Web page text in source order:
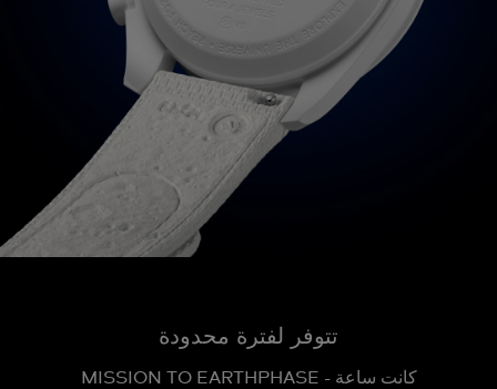
تتوفر لفترة محدودة
كانت ساعة MISSION TO EARTHPHASE -